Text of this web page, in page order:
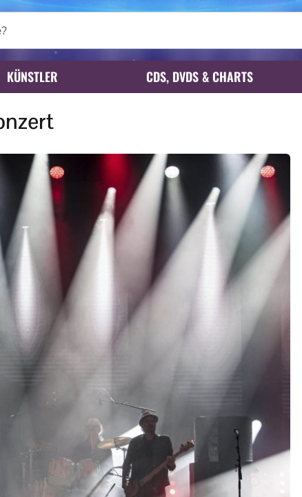
KÜNSTLER CDS, DVDS & CHARTS